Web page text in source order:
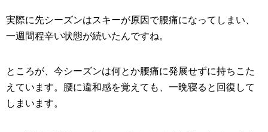
実際に先シーズンはスキーが原因で腰痛になってしまい、
一週間程辛い状態が続いたんですね。
ところが、今シーズンは何とか腰痛に発展せずに持ちこた
えています。腰に違和感を覚えても、一晩寝ると回復して
しまいます。